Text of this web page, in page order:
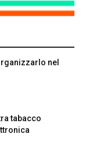
nel
tabacco